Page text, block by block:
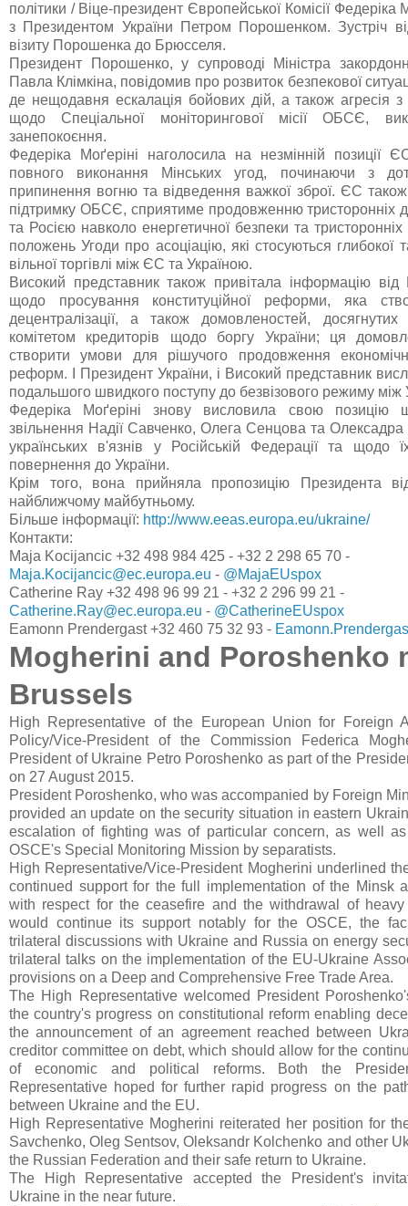
політики / Віце-президент Європейської Комісії Федеріка
з Президентом України Петром Порошенком. Зустріч
візиту Порошенка до Брюсселя.
Президент Порошенко, у супроводі Міністра
Павла Клімкіна, повідомив про розвиток безпекової
де нещодавня ескалація бойових дій, а також агресія з
щодо Спеціальної моніторингової місії ОБСЄ,
занепокоєння.
Федеріка Моґеріні наголосила на незмінній позиції
повного виконання Мінських угод, починаючи з
припинення вогню та відведення важкої зброї. ЄС
підтримку ОБСЄ, сприятиме продовженню тристоронніх
та Росією навколо енергетичної безпеки та
положень Угоди про асоціацію, які стосуються глибокої
вільної торгівлі між ЄС та Україною.
Високий представник також привітала інформацію
щодо просування конституційної реформи, яка
децентралізації, а також домовленостей,
комітетом кредиторів щодо боргу України; ця
створити умови для рішучого продовження
реформ. І Президент України, і Високий представник
подальшого швидкого поступу до безвізового режиму
Федеріка Моґеріні знову висловила свою позицію
звільнення Надії Савченко, Олега Сенцова та Олексадра
українських в'язнів у Російській Федерації та щодо
повернення до України.
Крім того, вона прийняла пропозицію Президента
найближчому майбутньому.
Більше інформації: http://www.eeas.europa.eu/ukraine/
Контакти:
Maja Kocijancic +32 498 984 425 - +32 2 298 65 70 -
Maja.Kocijancic@ec.europa.eu - @MajaEUspox
Catherine Ray +32 498 96 99 21 - +32 2 296 99 21 -
Catherine.Ray@ec.europa.eu - @CatherineEUspox
Eamonn Prendergast +32 460 75 32 93 -
Mogherini and Poroshenko
Brussels
High Representative of the European Union for Foreign
Policy/Vice-President of the Commission Federica
President of Ukraine Petro Poroshenko as part of the
on 27 August 2015.
President Poroshenko, who was accompanied by Foreign
provided an update on the security situation in eastern
escalation of fighting was of particular concern, as well
OSCE's Special Monitoring Mission by separatists.
High Representative/Vice-President Mogherini underlined
continued support for the full implementation of the Minsk
with respect for the ceasefire and the withdrawal of
would continue its support notably for the OSCE, the
trilateral discussions with Ukraine and Russia on energy
trilateral talks on the implementation of the EU-Ukraine
provisions on a Deep and Comprehensive Free Trade Area.
The High Representative welcomed President
the country's progress on constitutional reform enabling
the announcement of an agreement reached between
creditor committee on debt, which should allow for the
of economic and political reforms. Both the
Representative hoped for further rapid progress on the
between Ukraine and the EU.
High Representative Mogherini reiterated her position for
Savchenko, Oleg Sentsov, Oleksandr Kolchenko and other
the Russian Federation and their safe return to Ukraine.
The High Representative accepted the President's
Ukraine in the near future.